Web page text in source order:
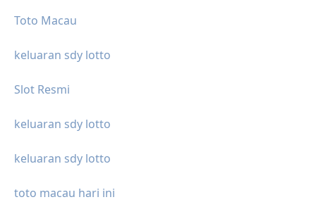
Toto Macau
keluaran sdy lotto
Slot Resmi
keluaran sdy lotto
keluaran sdy lotto
toto macau hari ini